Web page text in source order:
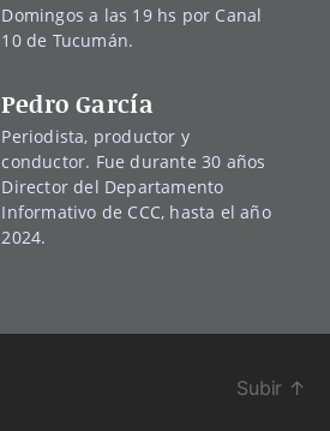
Domingos a las 19 hs por Canal
10 de Tucumán.
Pedro García
Periodista, productor y
conductor. Fue durante 30 años
Director del Departamento
Informativo de CCC, hasta el año
2024.
Subir ↑